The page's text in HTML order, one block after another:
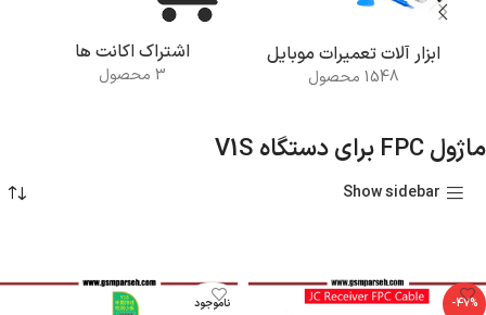
ابزار آلات تعمیرات موبایل
1548 محصول
اشتراک اکانت ها
3 محصول
ماژول FPC برای دستگاه V1S
Show sidebar
-47% ناموجود